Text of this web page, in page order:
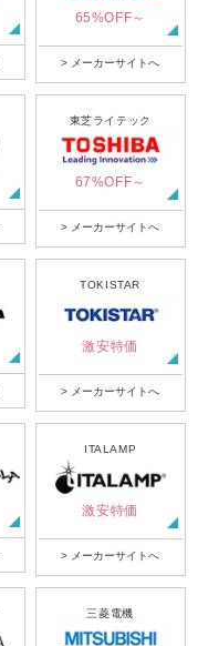
65%OFF～
> メーカーサイトへ
東芝ライテック
67%OFF～
> メーカーサイトへ
TOKISTAR
激安特価
> メーカーサイトへ
ITALAMP
激安特価
> メーカーサイトへ
三菱電機